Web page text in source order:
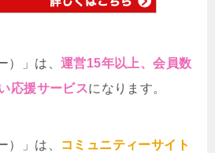
）」は、 運営15年以上、会員数
応援サービスになります。
）」は、
コミュニティーサイト